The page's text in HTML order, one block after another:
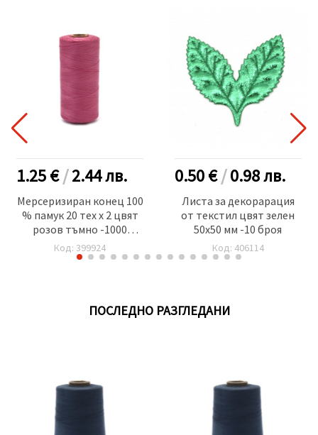
1.25 €/2.44лв.
Мерсеризиран конец 100
% памук 20 тех x 2 цвят
розов тъмно -1000
метра
Код: 399924
0.50 €/0.98лв.
Листа за декорарация
от текстил цвят зелен
50x50 мм -10 броя
Код: 406114
ПОСЛЕДНО РАЗГЛЕДАНИ